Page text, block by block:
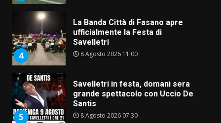
4
La Banda Città di Fasano apre
ufficialmente la Festa di
Savelletri
8 Agosto 2026 11:00
5
Savelletri in festa, domani sera
grande spettacolo con Uccio De
Santis
8 Agosto 2026 07:30